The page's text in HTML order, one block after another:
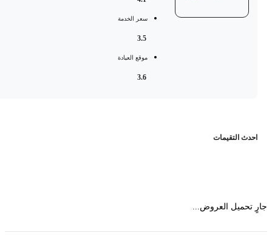
سعر الخدمة
موقع العيادة
التقيمات
تحميل العروض...